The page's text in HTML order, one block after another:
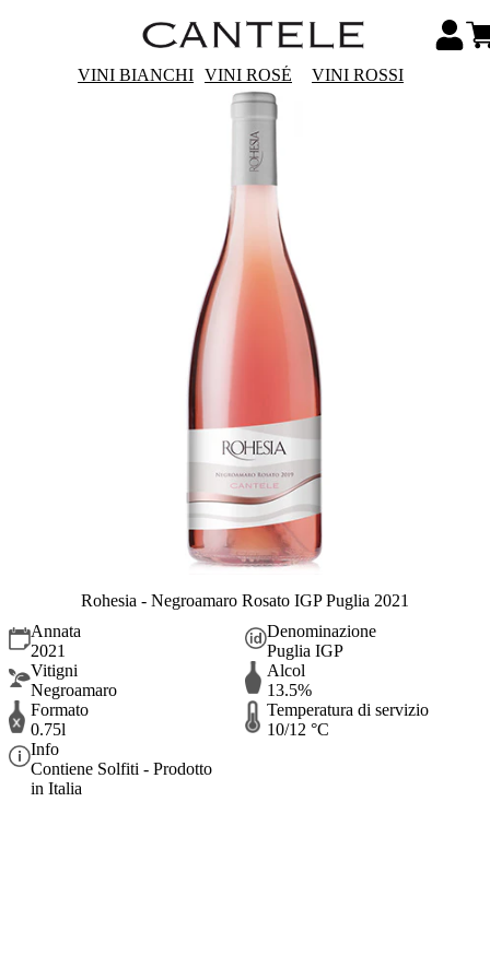
VINI BIANCHI VINI ROSÉ VINI ROSSI
Rohesia - Negroamaro Rosato IGP Puglia 2021
Annata
2021
Denominazione
Puglia IGP
Vitigni
Negroamaro
Alcol
13.5%
Formato
0.75l
Temperatura di servizio
10/12 °C
Info
Contiene Solfiti - Prodotto
in Italia